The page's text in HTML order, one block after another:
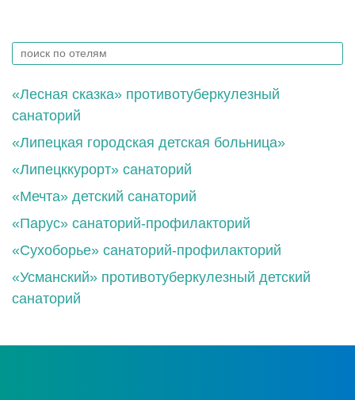
«Лесная сказка» противотуберкулезный
санаторий
«Липецкая городская детская больница»
«Липецккурорт» санаторий
«Мечта» детский санаторий
«Парус» санаторий-профилакторий
«Сухоборье» санаторий-профилакторий
«Усманский» противотуберкулезный детский
санаторий